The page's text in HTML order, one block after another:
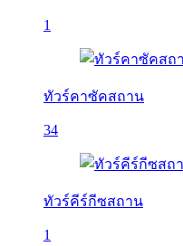
1
ทัวร์คาซัคสถาน
34
ทัวร์คีร์กีซสถาน
1